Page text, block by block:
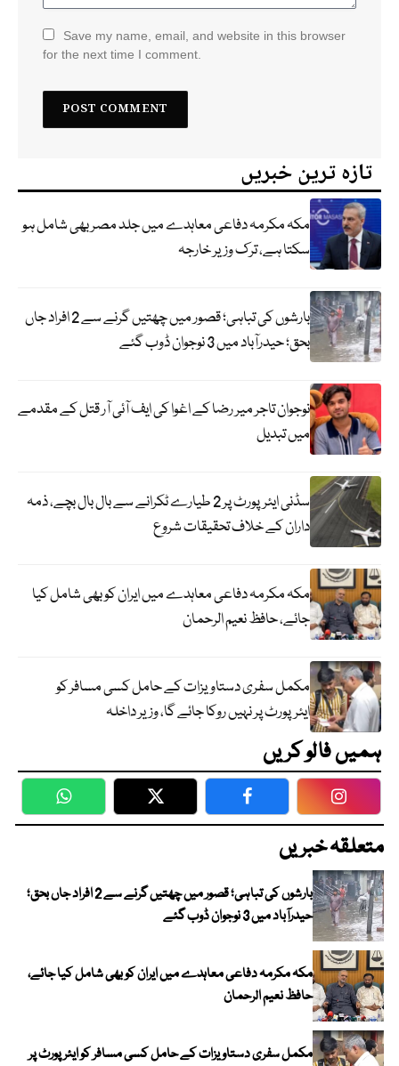
Save my name, email, and website in this browser
for the next time I comment.
تازہ ترین خبریں
مکہ مکرمہ دفاعی معاہدے میں جلد مصر بھی شامل ہو
سکتا ہے، ترک وزیر خارجہ
بارشوں کی تباہی؛ قصور میں چھتیں گرنے سے 2 افراد جاں
بحق؛ حیدرآباد میں 3 نوجوان ڈوب گئے
نوجوان تاجر میر رضا کے اغوا کی ایف آئی آر قتل کے مقدمے
میں تبدیل
سڈنی ایئرپورٹ پر 2 طیارے ٹکرانے سے بال بال بچے، ذمہ
داران کے خلاف تحقیقات شروع
مکہ مکرمہ دفاعی معاہدے میں ایران کو بھی شامل کیا
جائے، حافظ نعیم الرحمان
مکمل سفری دستاویزات کے حامل کسی مسافر کو
ایئرپورٹ پر نہیں روکا جائے گا، وزیر داخلہ
ہمیں فالو کریں
WhatsApp Twitter Facebook
متعلقہ خبریں
بارشوں کی تباہی؛ قصور میں چھتیں گرنے سے 2 افراد جاں بحق؛
حیدرآباد میں 3 نوجوان ڈوب گئے
مکہ مکرمہ دفاعی معاہدے میں ایران کو بھی شامل کیا جائے،
حافظ نعیم الرحمان
مکمل سفری دستاویزات کے حامل کسی مسافر کو ایئرپورٹ پر